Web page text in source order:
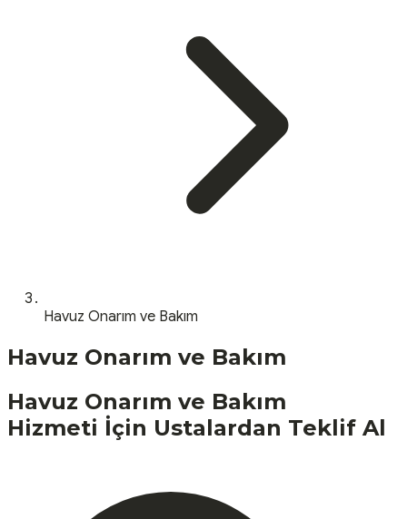
Havuz Onarım ve Bakım
Havuz Onarım ve Bakım
Havuz Onarım ve Bakım
Hizmeti İçin Ustalardan Teklif Al